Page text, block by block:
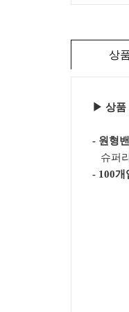
상
▶ 상품
- 원형
슈퍼
- 100개